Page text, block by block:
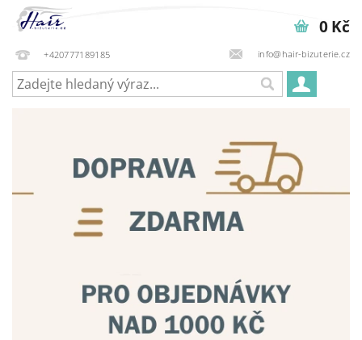
+420777189185 info@hair-bizuterie.cz
0 Kč